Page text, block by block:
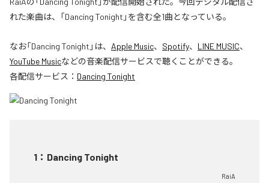
れた楽曲は、「Dancing Tonight」を含む全1曲となっている。
なお「Dancing Tonight 」は、 Apple Music、 Spotify、 LINE MUSIC、
YouTube Musicなどの音楽配信サービスで聴くことができる。
各配信サービス： Dancing Tonight
1 ： Dancing Tonight
RaiA